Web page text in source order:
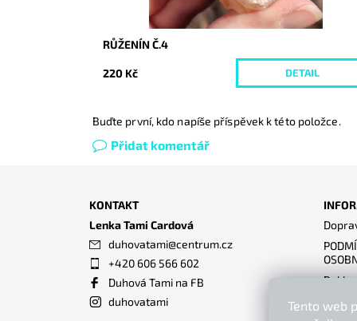
RŮŽENÍN Č.4
220 Kč DETAIL
Buďte první, kdo napíše příspěvek k této položce.
Přidat komentář
KONTAKT
Lenka Tami Cardová
duhovatami@centrum.cz
+420 606 566 602
Duhová Tami na FB
duhovatami
Tento web